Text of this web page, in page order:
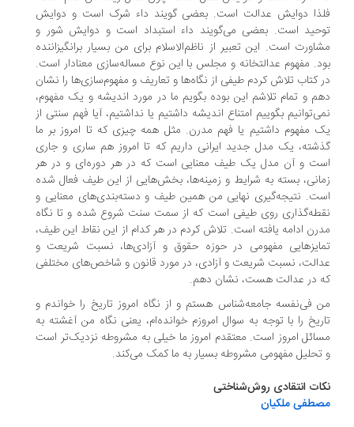
دوایش عدالت است. بعضی گویند داء شرک است و دوایش
است. بعضی می‌گویند داء استبداد است و دوایش شور و
است. این تعبیر از ناظم‌الاسلام برای من بسیار برانگیزاننده
مفهوم عدالتخانه و مجلس با این نوع مساله‌سازی معنادار است.
کتاب تلاش کردم طیفی از نگاه‌ها و تعاریف و مفهوم‌سازی‌ها را نشان
و تمام تلاشم این بوده بگویم ما در مورد اندیشه و یک مفهوم،
بگوییم امتناع اندیشه داشتیم یا نداشتیم، آیا فهم سنتی از
مفهوم داشتیم یا فهم مدرن. مثل همه‌ چیزی که تا امروز بر ما
یک مدل جدید ایرانی داریم که تا امروز هم ساری و جاری
و آن مدل یک طیف معنایی است که در هر دوره‌ای و در هر
بسته به شرایط و زمینه‌ها، بخش‌هایی از این طیف فعال شده
نتیجه‌گیری نهایی من همین طیف و دسته‌بندی‌های معنایی و
روی طیفی است که از سمت سنت شروع شده و تا نگاه
ادامه یافته است. تلاش کردم در هر کدام از این نقاط این طیف،
مفهومی در حوزه حقوق و آزادی‌ها، نسبت شریعت و
نسبت شریعت و آزادی، در مورد قانون و شاخص‌های مختلفی
در عدالت هست، نشان دهم.
فی‌نفسه جامعه‌شناس هستم و از نگاه امروز تاریخ را خواندم و
را با توجه به سوال امروزم خوانده‌ام، یعنی نگاه من آغشته به
امروز است. معتقدم امروز ما خیلی به مشروطه نزدیک‌تر است
مفهومی مشروطه بسیار به ما کمک می‌کند.
انتقادی روش‌شناختی
ملکیان